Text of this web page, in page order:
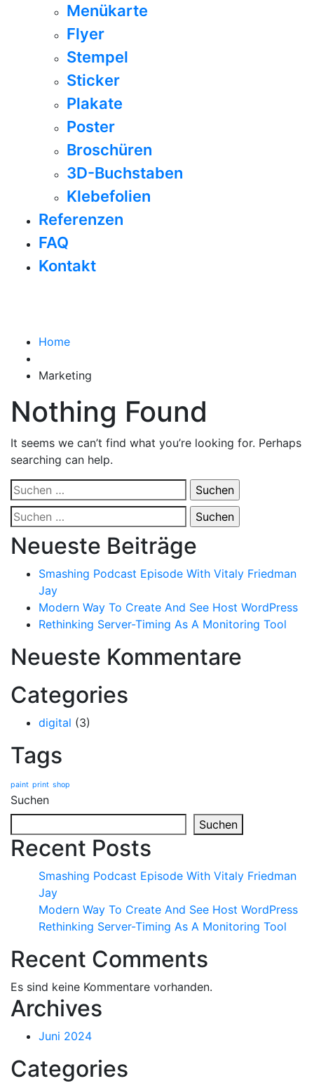
Menükarte
Flyer
Stempel
Sticker
Plakate
Poster
Broschüren
3D-Buchstaben
Klebefolien
Referenzen
FAQ
Kontakt
Home
Marketing
Nothing Found
It seems we can’t find what you’re looking for. Perhaps
searching can help.
Suchen
nach:
Suchen
nach:
Neueste Beiträge
Smashing Podcast Episode With Vitaly Friedman
Jay
Modern Way To Create And See Host WordPress
Rethinking Server-Timing As A Monitoring Tool
Neueste Kommentare
Categories
digital (3)
Tags
paint print shop
Suchen
Suchen
Recent Posts
Smashing Podcast Episode With Vitaly Friedman
Jay
Modern Way To Create And See Host WordPress
Rethinking Server-Timing As A Monitoring Tool
Recent Comments
Es sind keine Kommentare vorhanden.
Archives
Juni 2024
Categories